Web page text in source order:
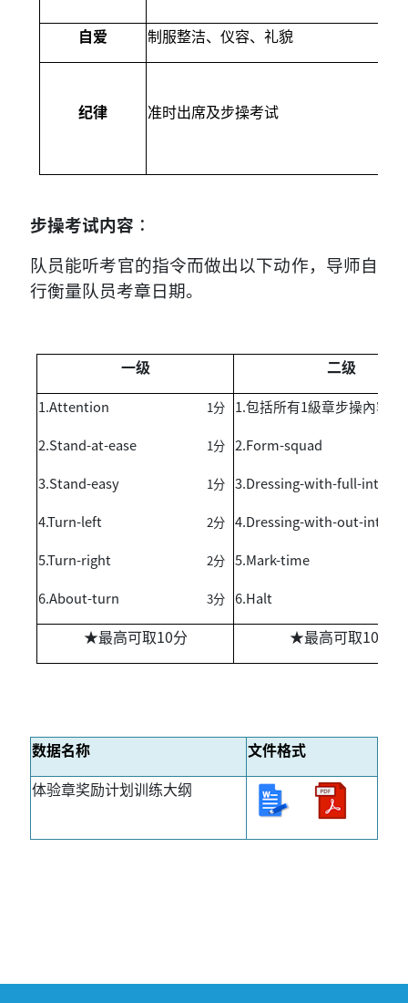
自爱 制服整洁、仪容、礼貌
纪律 准时出席及步操考试
步操考试内容︰
队员能听考官的指令而做出以下动作，导师自
行衡量队员考章日期。
一级 二级
1.Attention 1分 1.包括所有1級章步操內容
2.Stand-at-ease 1分 2.Form-squad
3.Stand-easy
1分 3.Dressing-with-full-
4.Turn-left
2分 4.Dressing-with-out-
5.Turn-right
2分 5.Mark-time
6.About-turn
3分 6.Halt
★最高可取10分 ★最高可取10分
数据名称
文件格式
体验章奖励计划训练大纲